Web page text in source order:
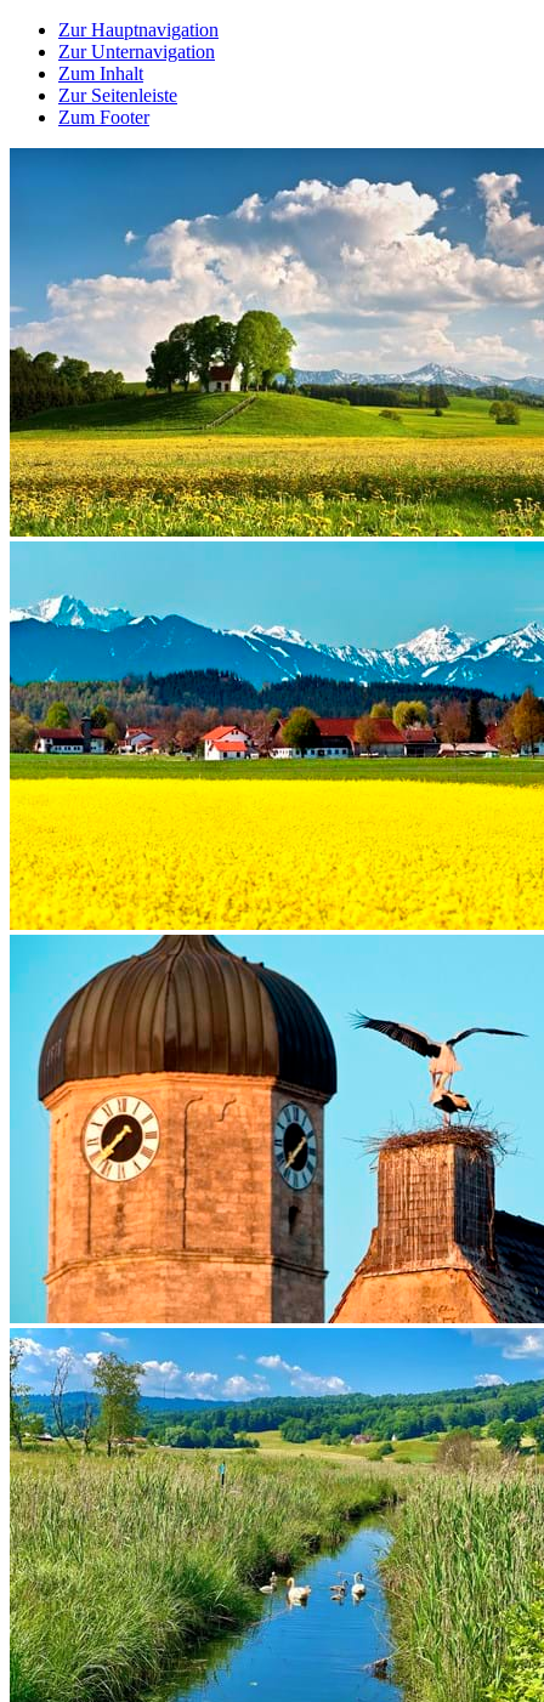
Zur Hauptnavigation
Zur Unternavigation
Zum Inhalt
Zur Seitenleiste
Zum Footer